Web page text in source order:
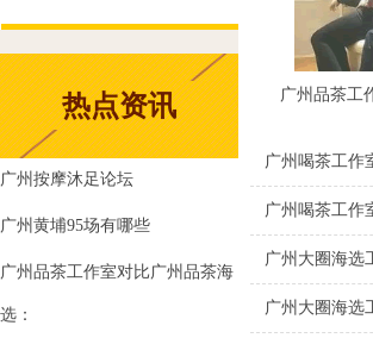
热点资讯
广州按摩沐足论坛
广州黄埔95场有哪些
广州品茶工作室对比广州品茶海
选：
广州喝茶工作
广州喝茶工作
广州大圈海选
广州大圈海选